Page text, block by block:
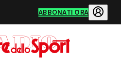
ABBONATI ORA